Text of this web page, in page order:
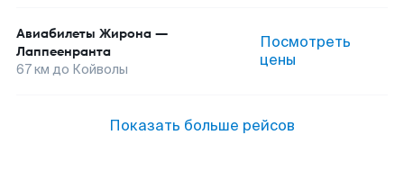
Авиабилеты Жирона —
Лаппеенранта
67км до Койволы
Посмотреть
цены
Показать больше рейсов